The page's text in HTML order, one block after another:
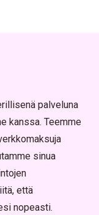
palveluna
kanssa. Teemme
sinua
että
nopeasti.